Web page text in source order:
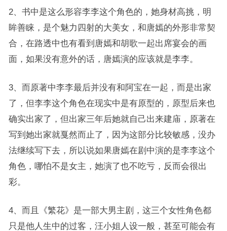
2、书中是这么形容李李这个角色的，她身材高挑，明
眸善睐，是个魅力四射的大美女，和唐嫣的外形非常契
合，在路透中也有看到唐嫣和胡歌一起出席宴会的画
面，如果没有意外的话，唐嫣演的应该就是李李。
3、而原著中李李最后并没有和阿宝在一起，而是出家
了，但李李这个角色在现实中是有原型的，原型后来也
确实出家了，但出家三年后她就自己出来建庙，原著在
写到她出家就戛然而止了，因为这部分比较敏感，没办
法继续写下去，所以说如果唐嫣在剧中演的是李李这个
角色，哪怕不是女主，她演了也不吃亏，反而会很出
彩。
4、而且《繁花》是一部大男主剧，这三个女性角色都
只是他人生中的过客，汪小姐人设一般，甚至可能会有